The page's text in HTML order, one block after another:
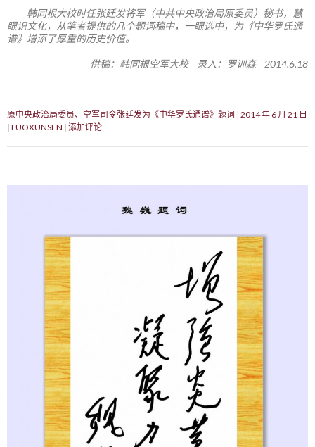
韩同根大校时任张廷发将军（中共中央政治局原委员）秘书，慧
眼识文化，从笔者提供的几个题词稿中，一眼选中，为《中华罗氏通
谱》增添了厚重的历史价值。
供稿：韩同根空军大校 录入：罗训森 2014.6.18
原中央政治局委员、空军司令张廷发为《中华罗氏通谱》题词 2014 年 6 月 21 日
LUOXUNSEN 添加评论